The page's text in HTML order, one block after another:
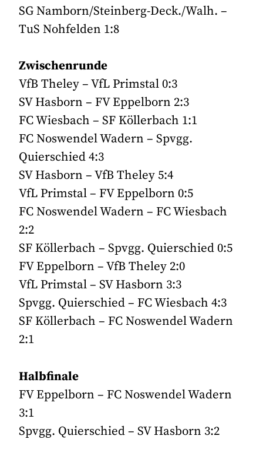
SG Namborn/Steinberg-Deck./Walh. –
TuS Nohfelden 1:8
Zwischenrunde
VfB Theley – VfL Primstal 0:3
SV Hasborn – FV Eppelborn 2:3
FC Wiesbach – SF Köllerbach 1:1
FC Noswendel Wadern – Spvgg.
Quierschied 4:3
SV Hasborn – VfB Theley 5:4
VfL Primstal – FV Eppelborn 0:5
FC Noswendel Wadern – FC Wiesbach
2:2
SF Köllerbach – Spvgg. Quierschied 0:5
FV Eppelborn – VfB Theley 2:0
VfL Primstal – SV Hasborn 3:3
Spvgg. Quierschied – FC Wiesbach 4:3
SF Köllerbach – FC Noswendel Wadern
2:1
Halbfinale
FV Eppelborn – FC Noswendel Wadern
3:1
Spvgg. Quierschied – SV Hasborn 3:2